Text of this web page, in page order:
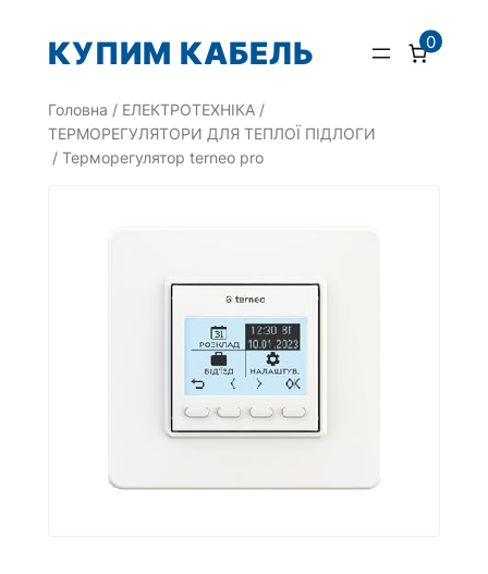
КУПИМ КАБЕЛЬ 0
Головна / ЕЛЕКТРОТЕХНІКА/
ТЕРМОРЕГУЛЯТОРИ ДЛЯ ТЕПЛОЇ ПІДЛОГИ
/ Терморегулятор terneo pro